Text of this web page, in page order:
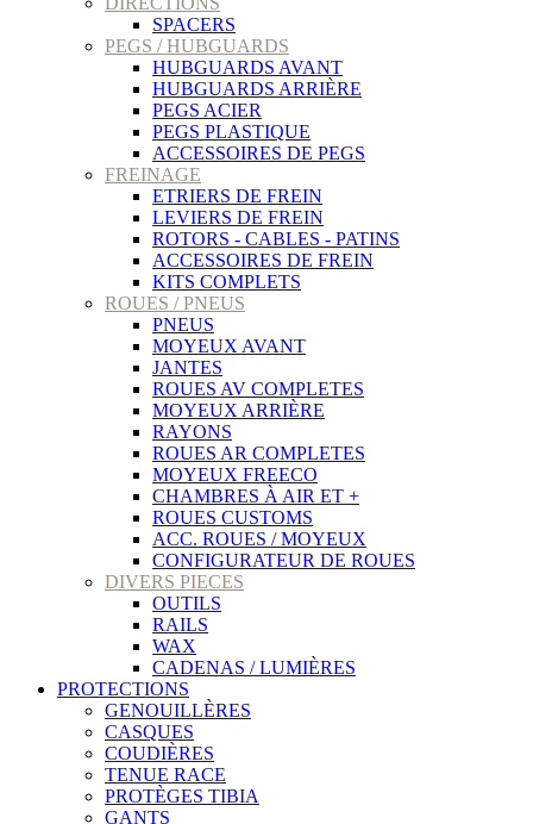
SPACERS
PEGS / HUBGUARDS
HUBGUARDS AVANT
HUBGUARDS ARRIÈRE
PEGS ACIER
PEGS PLASTIQUE
ACCESSOIRES DE PEGS
FREINAGE
ETRIERS DE FREIN
LEVIERS DE FREIN
ROTORS - CABLES - PATINS
ACCESSOIRES DE FREIN
KITS COMPLETS
ROUES / PNEUS
PNEUS
MOYEUX AVANT
JANTES
ROUES AV COMPLETES
MOYEUX ARRIÈRE
RAYONS
ROUES AR COMPLETES
MOYEUX FREECO
CHAMBRES À AIR ET +
ROUES CUSTOMS
ACC. ROUES / MOYEUX
CONFIGURATEUR DE ROUES
DIVERS PIECES
OUTILS
RAILS
WAX
CADENAS / LUMIÈRES
PROTECTIONS
GENOUILLÈRES
CASQUES
COUDIÈRES
TENUE RACE
PROTÈGES TIBIA
GANTS